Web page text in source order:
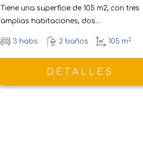
la primera fase de Tres Cantos. Tiene una
superficie de 124 m2,…
4 habs. 2 baños 124 m2
DETALLES